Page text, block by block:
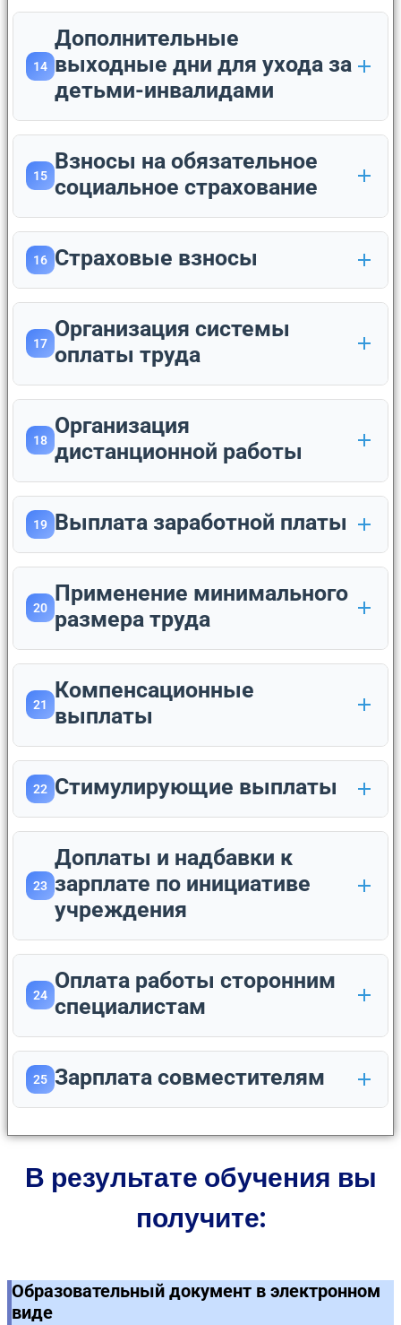
14
Дополнительные
выходные дни для ухода за
детьми-инвалидами
15
Взносы на обязательное
социальное страхование
16 Страховые взносы
17
Организация системы
оплаты труда
18
Организация
дистанционной работы
19 Выплата заработной платы
20
Применение минимального
размера труда
21
Компенсационные
выплаты
22 Стимулирующие выплаты
23
Доплаты и надбавки к
зарплате по инициативе
учреждения
24
Оплата работы сторонним
специалистам
25 Зарплата совместителям
В результате обучения вы
получите:
Образовательный документ в электронном
виде